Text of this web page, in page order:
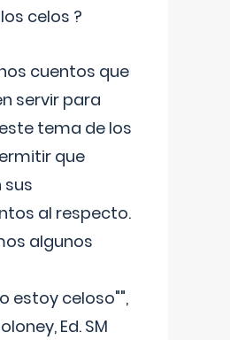
celos ?
cuentos que
servir para
tema de los
que
sus
al respecto.
algunos
estoy celoso"",
Ed. SM